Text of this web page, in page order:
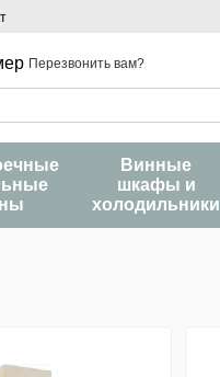
Перезвонить вам?
Винные
шкафы и
холодильники